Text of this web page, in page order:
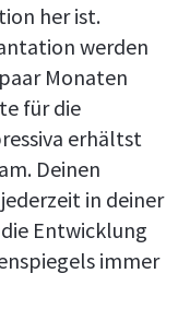
her ist.
werden
Monaten
für die
erhältst
Deinen
in deiner
Entwicklung
immer